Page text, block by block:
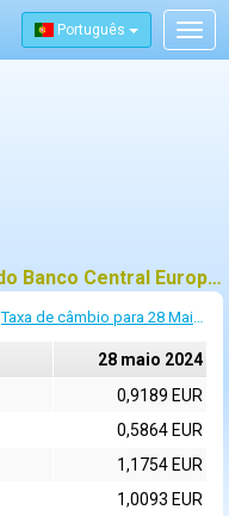
Português
Taxas de câmbio de referência do Banco Central Europeu (BCE) para 28 maio 2024
Taxa de câmbio para 28 Maio 2024
28 maio 2024
0,9189 EUR
0,5864 EUR
1,1754 EUR
1,0093 EUR